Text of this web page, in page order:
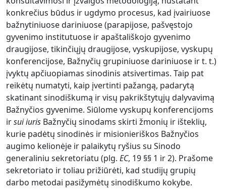
konkrečius būdus ir ugdymo procesus, kad įvairiuose
bažnytiniuose dariniuose (parapijose, pašvęstojo
gyvenimo institutuose ir apaštališkojo gyvenimo
draugijose, tikinčiųjų draugijose, vyskupijose, vyskupų
konferencijose, Bažnyčių grupiniuose dariniuose ir t. t.)
įvyktų apčiuopiamas sinodinis atsivertimas. Taip pat
reikėtų numatyti, kaip įvertinti pažangą, padarytą
skatinant sinodiškumą ir visų pakrikštytųjų dalyvavimą
Bažnyčios gyvenime. Siūlome vyskupų konferencijoms
irsui iuris Bažnyčių sinodams skirti žmonių ir išteklių,
kurie padėtų sinodinės ir misionieriškos Bažnyčios
augimo kelionėje ir palaikytų ryšius su Sinodo
generaliniu sekretoriatu (plg. EC, 19 §§ 1 ir 2). Prašome
sekretoriato ir toliau prižiūrėti, kad studijų grupių
darbo metodai pasižymėtų sinodiškumo kokybe.